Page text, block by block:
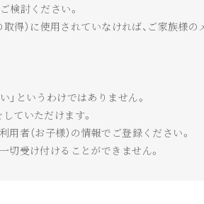
検討ください。
）に使用されていなければ、ご家族様の
というわけではありません。
ていただけます。
者（お子様）の情報でご登録ください。
切受け付けることができません。